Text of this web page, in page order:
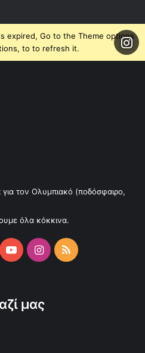
expired, Go to the Theme options
to to refresh it.
για τον Ολυμπιακό (ποδόσφαιρο,
όλα κόκκινα.
YouTubeInstagram
RSS
μας